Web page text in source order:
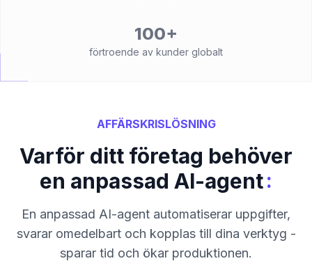
100+
förtroende av kunder globalt
AFFÄRSKRISLÖSNING
Varför ditt företag behöver
en anpassad AI-agent:
En anpassad AI-agent automatiserar uppgifter,
svarar omedelbart och kopplas till dina verktyg -
sparar tid och ökar produktionen.